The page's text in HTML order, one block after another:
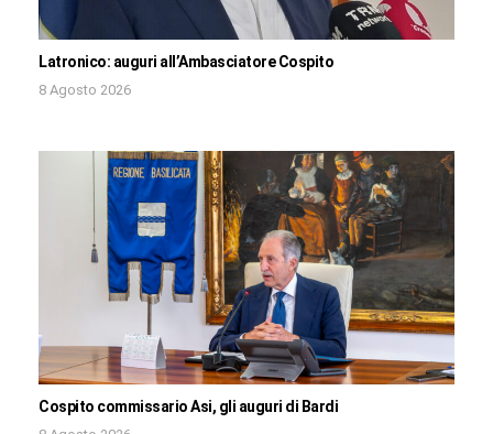
Latronico: auguri all’Ambasciatore Cospito
8 Agosto 2026
Cospito commissario Asi, gli auguri di Bardi